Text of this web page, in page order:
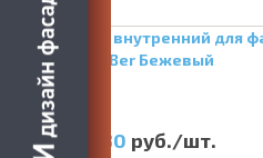
Угол внутренний для
FineBer Бежевый
480 руб./шт.